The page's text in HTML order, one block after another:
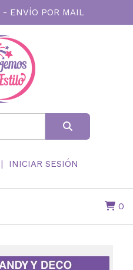
- ENVÍO POR MAIL
INICIAR SESIÓN
0